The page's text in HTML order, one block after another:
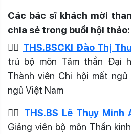
Các bác sĩ khách mời
chia sẻ trong buổi hội thảo:
👩‍⚕️ THS.BSCKI Đào Thị
trú bộ môn Tâm thần Đại
Thành viên Chi hội mất
ngủ Việt Nam
👩‍⚕️ THS.BS Lê Thụy Minh
Giảng viên bộ môn Thần